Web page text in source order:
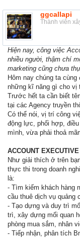
ggcallapi
Thành viên
Hiện nay, công việc
nhiều người, thậm chí
marketing cũng chưa
Hôm nay chúng ta
những kĩ năng gì cho vị
Trước hết ta cần biết
tại các Agency truyền
Có thể nói, vị trí công
động lực, phối hợp,
mình, vừa phải thoả
ACCOUNT
Như giải thích ở trên
thực thi trong doanh
là:
- Tìm kiếm khách hàng
cầu thuê dịch vụ quảng
- Tạo dựng và duy trì
trì, xây dựng mối quan
phòng mua sắm, nhân
- Tiếp nhận, phân tích